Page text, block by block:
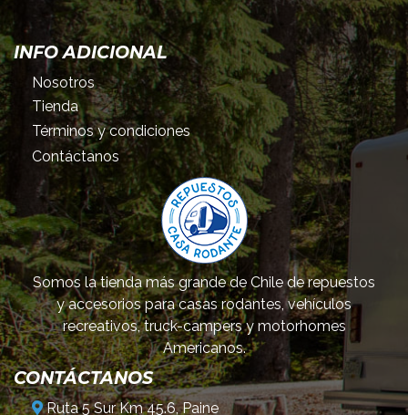
INFO ADICIONAL
Nosotros
Tienda
Términos y condiciones
Contáctanos
Somos la tienda más grande de Chile de repuestos
y accesorios para casas rodantes, vehículos
recreativos, truck-campers y motorhomes
Americanos.
CONTÁCTANOS
Ruta 5 Sur Km 45.6, Paine